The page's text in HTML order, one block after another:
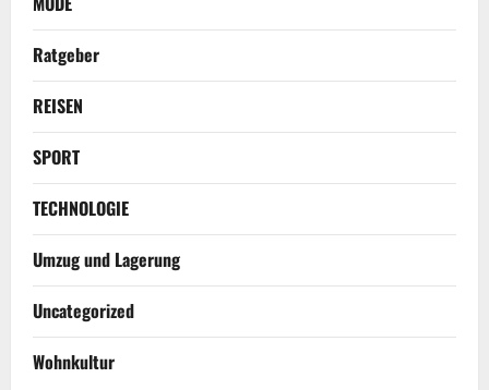
Ratgeber
REISEN
SPORT
TECHNOLOGIE
Umzug und Lagerung
Uncategorized
Wohnkultur